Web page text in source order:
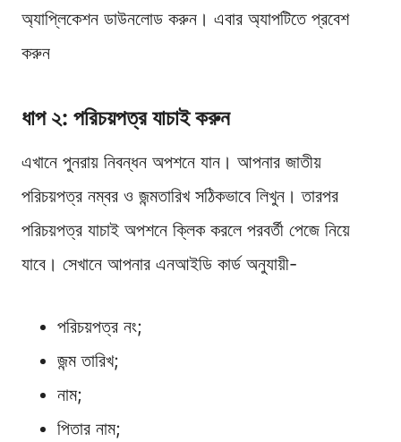
অ্যাপ্লিকেশন ডাউনলোড করুন। এবার অ্যাপটিতে প্রবেশ
করুন
ধাপ ২: পরিচয়পত্র যাচাই করুন
এখানে পুনরায় নিবন্ধন অপশনে যান। আপনার জাতীয়
পরিচয়পত্র নম্বর ও জন্মতারিখ সঠিকভাবে লিখুন। তারপর
পরিচয়পত্র যাচাই অপশনে ক্লিক করলে পরবর্তী পেজে নিয়ে
যাবে। সেখানে আপনার এনআইডি কার্ড অনুযায়ী-
পরিচয়পত্র নং;
জন্ম তারিখ;
নাম;
পিতার নাম;